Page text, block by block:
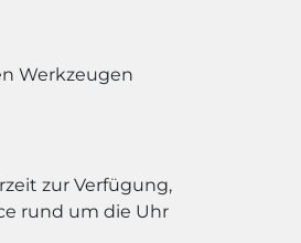
Werkzeugen
zur Verfügung,
rund um die Uhr